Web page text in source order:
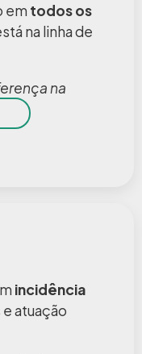
em todos os
na linha de
na
incidência
atuação